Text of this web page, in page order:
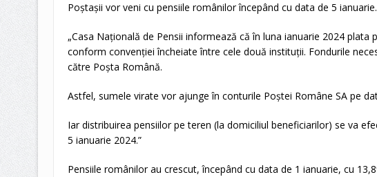
Poștașii vor veni cu pensiile românilor începând cu data de 5 ianuarie.
„Casa Națională de Pensii informează că în luna ianuarie 2024 plata
conform convenției încheiate între cele două instituții. Fondurile
către Poșta Română.
Astfel, sumele virate vor ajunge în conturile Poștei Române SA pe
Iar distribuirea pensiilor pe teren (la domiciliul beneficiarilor) se va
5 ianuarie 2024.”
Pensiile românilor au crescut, începând cu data de 1 ianuarie, cu